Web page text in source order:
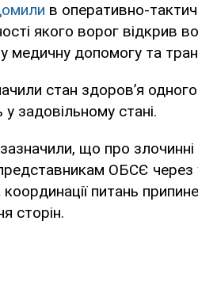
в оперативно-
якого ворог відкрив
медичну допомогу та
стан здоров’я
задовільному стані.
що про
ОБСЄ через
питань
сторін.